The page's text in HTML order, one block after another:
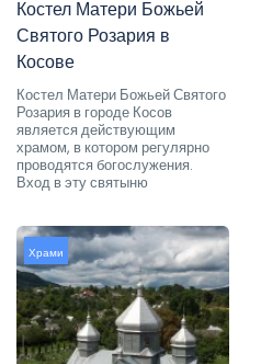
Костел Матери Божьей
Святого Розария в
Косове
Костел Матери Божьей Святого
Розария в городе Косов
является действующим
храмом, в котором регулярно
проводятся богослужения.
Вход в эту святыню
Храми